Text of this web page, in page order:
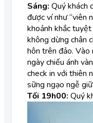
Sáng: Quý khách
được ví như “viên
khoảnh khắc
không dừng chân
hôn trên đảo. Vào
ngày chiếu ánh
check in với thiên
sững ngạo ngễ
Tối 19h00: Quý